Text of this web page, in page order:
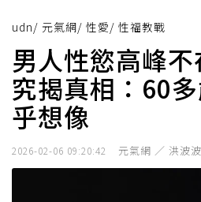
udn/ 元氣網/ 性愛/ 性福教戰
男人性慾高峰
究揭真相：60
乎想像
2026-02-06 09:20:42 元氣網 ／ 洪波波